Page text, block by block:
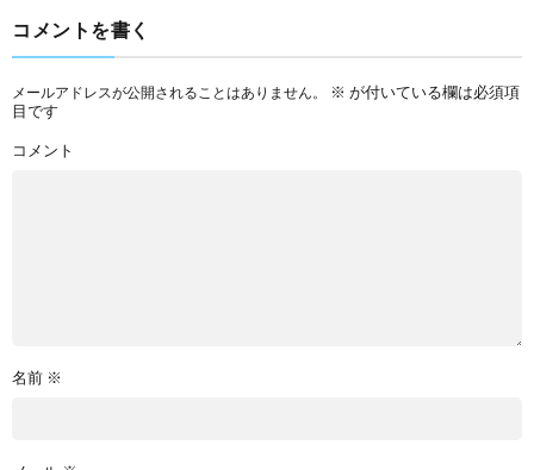
コメントを書く
メールアドレスが公開されることはありません。 ※ が付いている欄は必須項
目です
コメント
名前 ※